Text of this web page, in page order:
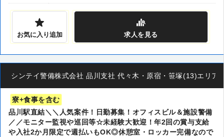
お気に入り追加 求人を見る
シンテイ警備株式会社 品川支社 代々木・原宿・笹塚(13)エリア
寮+食事を含む
品川駅直結＼＼人気案件！日勤募集！オフィスビル＆施設警備
／／モニター監視や巡回等☆未経験大歓迎！年2回の賞与支給
や入社2か月限定で週払いもOK◎休憩室・ロッカー完備なので